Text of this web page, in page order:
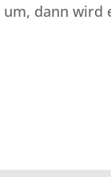
dann